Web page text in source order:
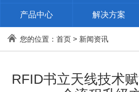
产品中心 解决方案
联系方式
您的位置： 首页> 新闻资讯
RFID书立天线技术